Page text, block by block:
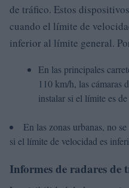
de tráfico. Estos
cuando el límite de
inferior al límite general.
En las principales
110 km/h, las cámaras
instalar si el límite es
En las zonas urbanas, no
si el límite de velocidad es
Informes de radares de